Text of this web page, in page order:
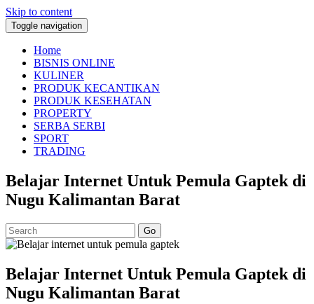
Skip to content
Toggle navigation
Home
BISNIS ONLINE
KULINER
PRODUK KECANTIKAN
PRODUK KESEHATAN
PROPERTY
SERBA SERBI
SPORT
TRADING
Belajar Internet Untuk Pemula Gaptek di
Nugu Kalimantan Barat
Go
Belajar Internet Untuk Pemula Gaptek di
Nugu Kalimantan Barat